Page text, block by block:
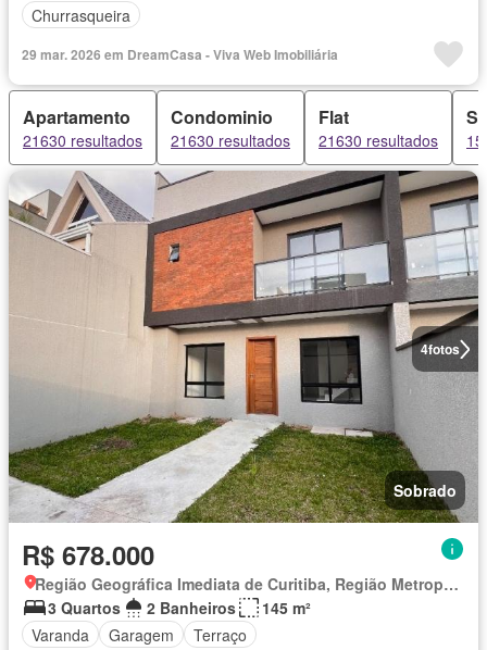
Churrasqueira
29 mar. 2026 em DreamCasa - Viva Web Imobiliária
Apartamento
21630 resultados
Condominio
21630 resultados
Flat
21630 resultados
4fotos
Sobrado
R$ 678.000
Região Geográfica Imediata de Curitiba, Região Metropolitana de Curitiba
3 Quartos
2 Banheiros
145 m²
Varanda
Garagem Terraço